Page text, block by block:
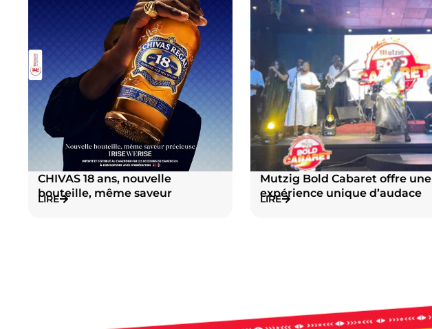
CHIVAS 18 ans, nouvelle
bouteille, même saveur
précieuse
LIRE
Mutzig Bold Cabaret offre une
expérience unique d’audace
aux mélomanes de Douala
LIRE